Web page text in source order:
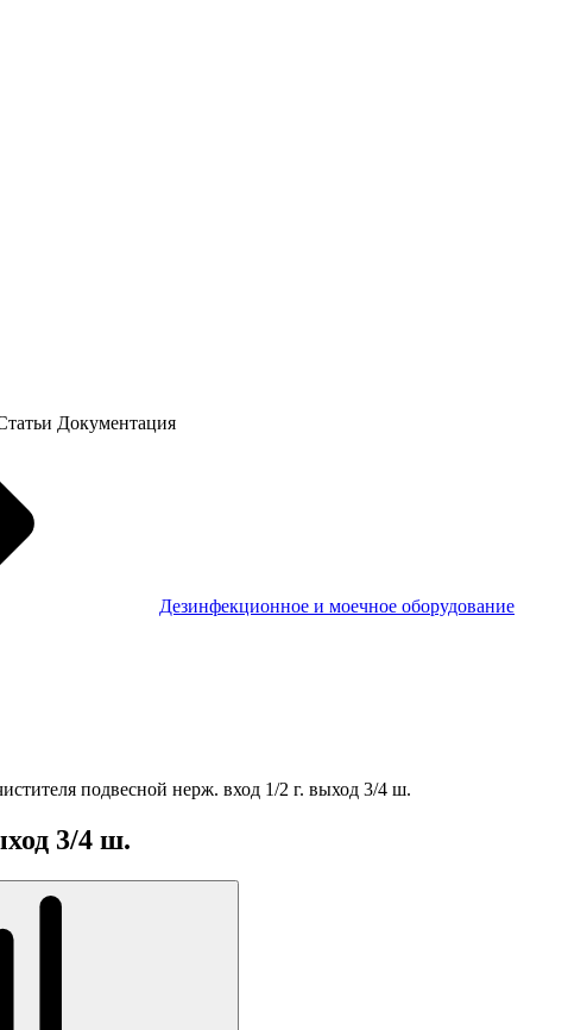
Документация
Дезинфекционное и моечное оборудование
подвесной нерж. вход 1/2 г. выход 3/4 ш.
3/4 ш.